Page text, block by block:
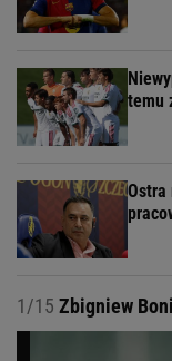
temu
Ostra
1/15 Zbigniew